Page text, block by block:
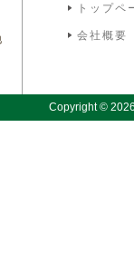
トップペ
会社概要
Copyright ©